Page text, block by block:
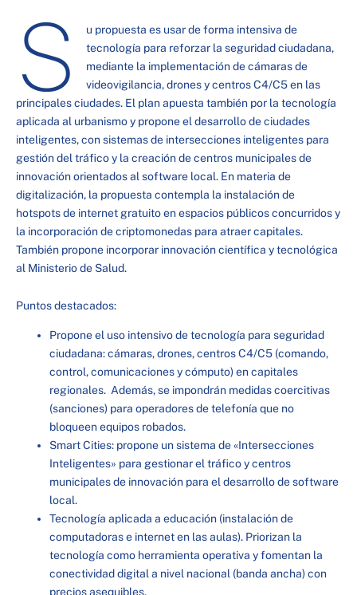
S
u propuesta es usar de forma intensiva de
tecnología para reforzar la seguridad ciudadana,
mediante la implementación de cámaras de
videovigilancia, drones y centros C4/C5 en las
principales ciudades. El plan apuesta también por la tecnología
aplicada al urbanismo y propone el desarrollo de ciudades
inteligentes, con sistemas de intersecciones inteligentes para
gestión del tráfico y la creación de centros municipales de
innovación orientados al software local. En materia de
digitalización, la propuesta contempla la instalación de
hotspots de internet gratuito en espacios públicos concurridos y
la incorporación de criptomonedas para atraer capitales.
También propone incorporar innovación científica y tecnológica
al Ministerio de Salud.
Puntos destacados:
Propone el uso intensivo de tecnología para seguridad
ciudadana: cámaras, drones, centros C4/C5 (comando,
control, comunicaciones y cómputo) en capitales
regionales. Además, se impondrán medidas coercitivas
(sanciones) para operadores de telefonía que no
bloqueen equipos robados.
Smart Cities: propone un sistema de «Intersecciones
Inteligentes» para gestionar el tráfico y centros
municipales de innovación para el desarrollo de software
local.
Tecnología aplicada a educación (instalación de
computadoras e internet en las aulas). Priorizan la
tecnología como herramienta operativa y fomentan la
conectividad digital a nivel nacional (banda ancha) con
precios asequibles.